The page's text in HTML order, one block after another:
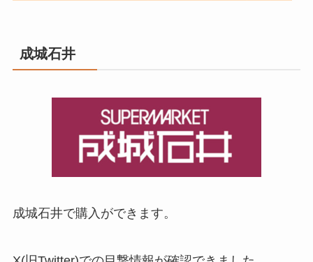
成城石井
成城石井で購入ができます。